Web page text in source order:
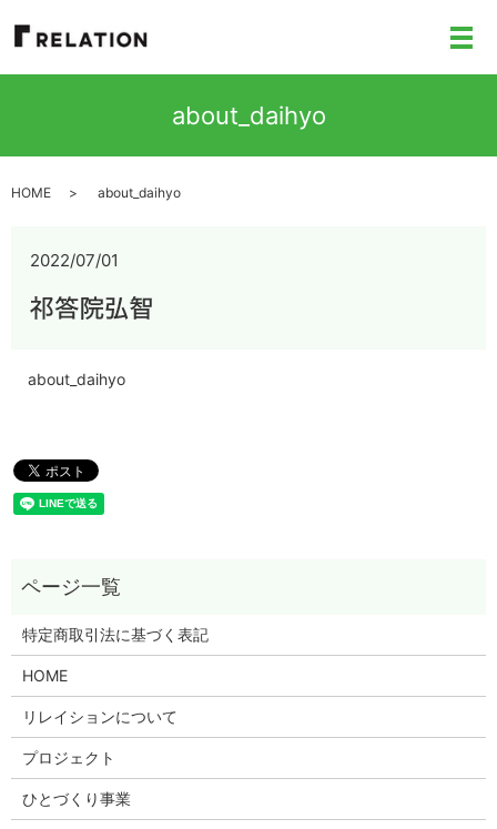
メ
about_daihyo
HOME about_daihyo
2022/07/01
about_daihyo
特定商取引法に基づく表記
HOME
リレイションについて
プロジェクト
ひとづくり事業